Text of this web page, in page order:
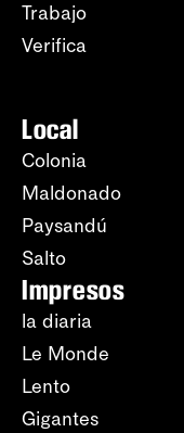
Trabajo
Verifica
Local
Colonia
Maldonado
Paysandú
Salto
Impresos
la diaria
Le Monde
Lento
Gigantes